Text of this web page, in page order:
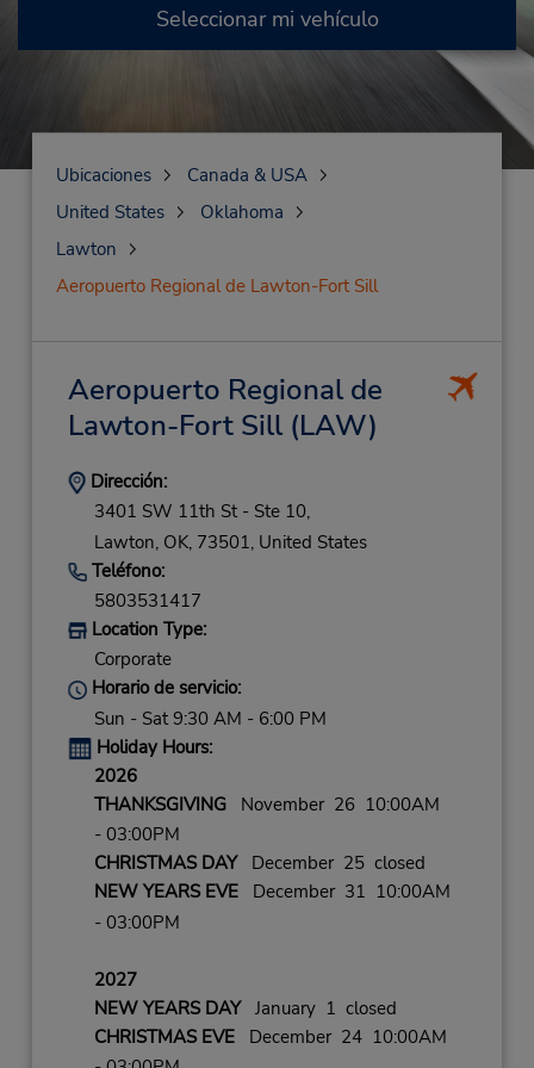
Seleccionar mi vehículo
Ubicaciones
Canada & USA
United States
Oklahoma
Lawton
Aeropuerto Regional de Lawton-Fort Sill
Aeropuerto Regional de
Lawton-Fort Sill(LAW)
Dirección:
3401 SW 11th St - Ste 10,
Lawton, OK, 73501, United States
Teléfono:
5803531417
Location Type:
Corporate
Horario de servicio:
Sun - Sat 9:30 AM - 6:00 PM
Holiday Hours:
2026
THANKSGIVINGNovember 26 10:00AM
- 03:00PM
CHRISTMAS DAYDecember 25 closed
NEW YEARS EVEDecember 31 10:00AM
- 03:00PM
2027
NEW YEARS DAYJanuary 1 closed
CHRISTMAS EVEDecember 24 10:00AM